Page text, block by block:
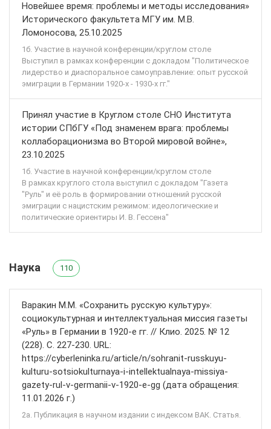
Новейшее время: проблемы и методы исследования»
Исторического факультета МГУ им. М.В.
Ломоносова, 25.10.2025
1б. Участие в научной конференции/круглом столе
Выступил в рамках конференции с докладом "Политическое
лидерство и диаспоральное самоуправление: опыт русской
эмиграции в Германии 1920-х - 1930-х гг."
Принял участие в Круглом столе СНО Института
истории СПбГУ «Под знаменем врага: проблемы
коллаборационизма во Второй мировой войне»,
23.10.2025
1б. Участие в научной конференции/круглом столе
В рамках круглого стола выступил с докладом "Газета
"Руль" и её роль в формировании отношений русской
эмиграции с нацистским режимом: идеологические и
политические ориентиры И. В. Гессена"
Наука 110
Варакин М.М. «Сохранить русскую культуру»:
социокультурная и интеллектуальная миссия газеты
«Руль» в Германии в 1920-е гг. // Клио. 2025. № 12
(228). С. 227-230. URL:
https://cyberleninka.ru/article/n/sohranit-russkuyu-
kulturu-sotsiokulturnaya-i-intellektualnaya-missiya-
gazety-rul-v-germanii-v-1920-e-gg (дата обращения:
11.01.2026 г.)
2а. Публикация в научном издании с индексом ВАК. Статья.